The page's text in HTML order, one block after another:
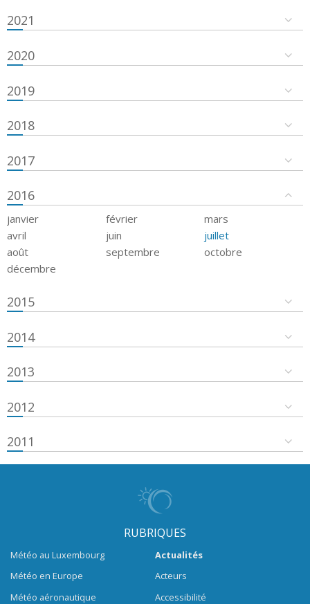
2021
2020
2019
2018
2017
2016
janvier février
mars
avril
juin
juillet
août
septembre
octobre
décembre
2015
2014
2013
2012
2011
RUBRIQUES
Météo au Luxembourg
Météo en Europe
Météo aéronautique
Actualités
Acteurs
Accessibilité